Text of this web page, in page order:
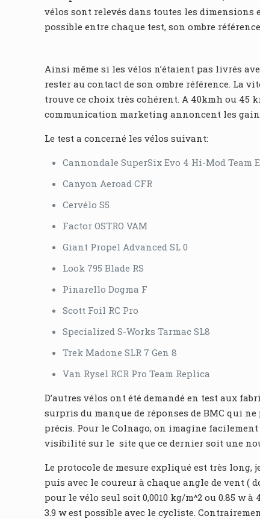
vélos sont relevés dans toutes les
possible entre chaque test, son ombre
Ainsi même si les vélos n’étaient pas livrés
rester au contact de son ombre référence. La
trouve ce choix très cohérent. A 40kmh ou 45
communication marketing annoncent les
Le test a concerné les vélos suivant:
Cannondale SuperSix Evo 4 Hi-Mod Team
Canyon Aeroad CFR
Cervélo S5
Factor OSTRO VAM
Giant Propel Advanced SL 0
Look 795 Blade RS
Pinarello Dogma F
Scott Foil RC Pro
Specialized S-Works Tarmac SL8
Trek Madone SLR 7 Gen 8
Van Rysel RCR Pro Team Replica
D’autres vélos ont été demandé en test aux
surpris du manque de réponses de BMC qui
précis. Pour le Colnago, on imagine
visibilité sur le site que ce dernier soit une
Le protocole de mesure expliqué est très
puis avec le coureur à chaque angle de vent (
pour le vélo seul soit 0,0010 kg/m^2 ou 0.85 w
3.9 w est possible avec le cycliste.